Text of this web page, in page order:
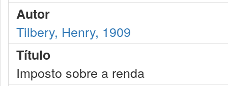
Autor
Tilbery, Henry, 1909
Título
Imposto sobre a renda